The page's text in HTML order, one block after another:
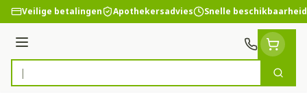
Ga naar de inhoud
Veilige betalingen Apothekersadvies Snelle beschikbaarheid
Menu
Product, merk, categorie...
Zoek